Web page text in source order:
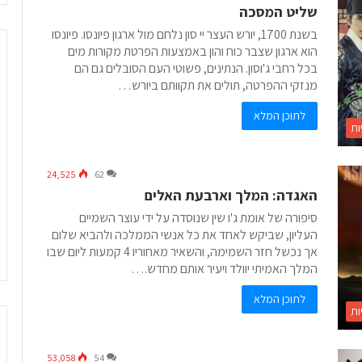
שליט המסכה
בשנת 1700, יורש העצר יי סון נלחם מול ארגון פיונסו. פיונסו
הוא ארגון שצבר כוח והון באמצעות הפרטת מקורות מים
בכל רחבי ג'וסון. הנתינים, פשוטי העם הסובלים גם הם
מנזקי ההפרטה, תולים את תקוותם ביורש…
לתוכן המלא
62
24,525
האגדה: המלך וארבעת האלים
סיפורה של אומת ג'ו שין שנוסדה על ידי עוצר השמיים
העליון, שביקש לאחד את כל אנשי הממלכה ולהביא שלום
אך נכשל חזר השמימה, והשאיר מאחוריו 4 קמעות ליום שבו
המלך האמיתי יוולד ויעיר אותם מחדש.…
לתוכן המלא
54
53,058